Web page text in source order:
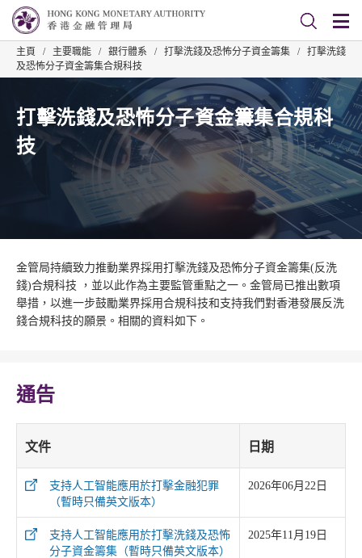
主頁 / 主要職能 / 銀行體系 / 打擊洗錢及恐怖分子資金籌集 /
打擊洗錢
及恐怖分子資金籌集合規科技
打擊洗錢及恐怖分子資金籌集合規科
技
金管局持續致力推動業界採用打擊洗錢及恐怖分子資金籌集(反洗
錢)合規科技 ，並以此作為主要監管重點之一。金管局已推出數項
舉措，以進一步鼓勵業界採用合規科技和支持我們對香港發展反洗
錢合規科技的願景。相關的資料如下。
通告
文件 日期
支持人工智能應用於打擊金融犯罪
（暫時只備英文版本）
2026年06月22日
支持人工智能應用於打擊洗錢及恐怖
分子資金籌集（暫時只備英文版本）
2025年11月19日